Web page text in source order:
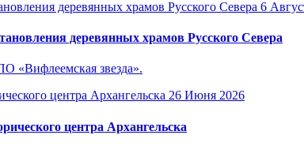
6
деревянных храмов Русского Севера
«Вифлеемская звезда».
26 Июня 2026
центра Архангельска